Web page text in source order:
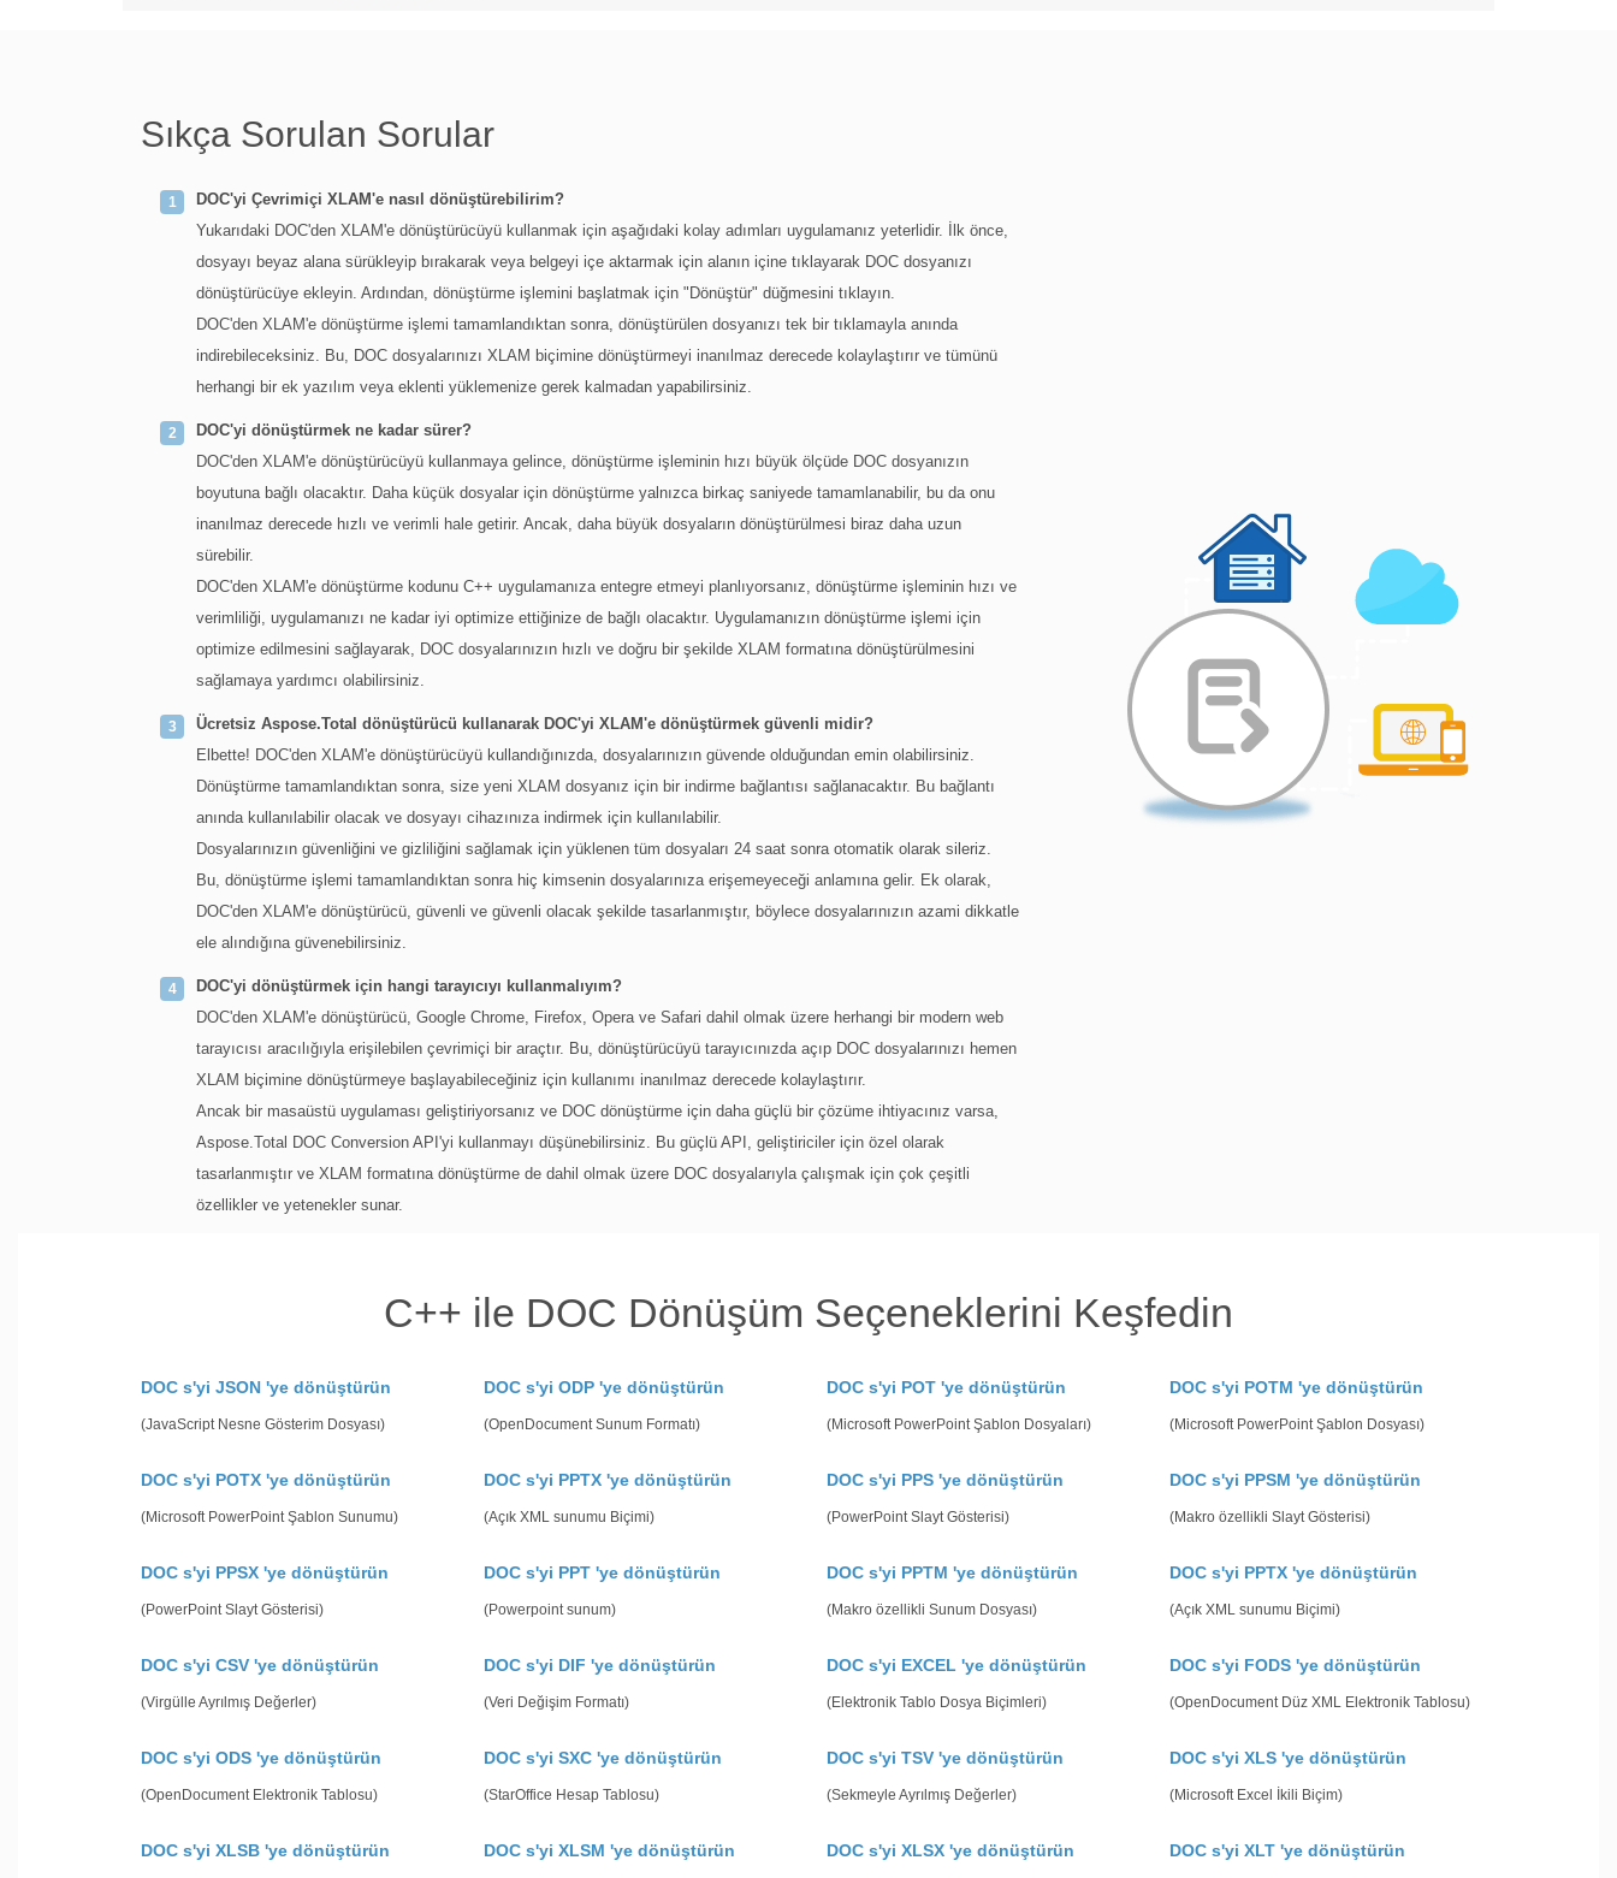
Sıkça Sorulan Sorular
DOC'yi Çevrimiçi XLAM'e nasıl dönüştürebilirim?
Yukarıdaki DOC'den XLAM'e dönüştürücüyü kullanmak için aşağıdaki kolay adımları uygulamanız yeterlidir. İlk önce,
dosyayı beyaz alana sürükleyip bırakarak veya belgeyi içe aktarmak için alanın içine tıklayarak DOC dosyanızı
dönüştürücüye ekleyin. Ardından, dönüştürme işlemini başlatmak için "Dönüştür" düğmesini tıklayın.
DOC'den XLAM'e dönüştürme işlemi tamamlandıktan sonra, dönüştürülen dosyanızı tek bir tıklamayla anında
indirebileceksiniz. Bu, DOC dosyalarınızı XLAM biçimine dönüştürmeyi inanılmaz derecede kolaylaştırır ve tümünü
herhangi bir ek yazılım veya eklenti yüklemenize gerek kalmadan yapabilirsiniz.
DOC'yi dönüştürmek ne kadar sürer?
DOC'den XLAM'e dönüştürücüyü kullanmaya gelince, dönüştürme işleminin hızı büyük ölçüde DOC dosyanızın
boyutuna bağlı olacaktır. Daha küçük dosyalar için dönüştürme yalnızca birkaç saniyede tamamlanabilir, bu da onu
inanılmaz derecede hızlı ve verimli hale getirir. Ancak, daha büyük dosyaların dönüştürülmesi biraz daha uzun
sürebilir.
DOC'den XLAM'e dönüştürme kodunu C++ uygulamanıza entegre etmeyi planlıyorsanız, dönüştürme işleminin hızı ve
verimliliği, uygulamanızı ne kadar iyi optimize ettiğinize de bağlı olacaktır. Uygulamanızın dönüştürme işlemi için
optimize edilmesini sağlayarak, DOC dosyalarınızın hızlı ve doğru bir şekilde XLAM formatına dönüştürülmesini
sağlamaya yardımcı olabilirsiniz.
Ücretsiz Aspose.Total dönüştürücü kullanarak DOC'yi XLAM'e dönüştürmek güvenli midir?
Elbette! DOC'den XLAM'e dönüştürücüyü kullandığınızda, dosyalarınızın güvende olduğundan emin olabilirsiniz.
Dönüştürme tamamlandıktan sonra, size yeni XLAM dosyanız için bir indirme bağlantısı sağlanacaktır. Bu bağlantı
anında kullanılabilir olacak ve dosyayı cihazınıza indirmek için kullanılabilir.
Dosyalarınızın güvenliğini ve gizliliğini sağlamak için yüklenen tüm dosyaları 24 saat sonra otomatik olarak sileriz.
Bu, dönüştürme işlemi tamamlandıktan sonra hiç kimsenin dosyalarınıza erişemeyeceği anlamına gelir. Ek olarak,
DOC'den XLAM'e dönüştürücü, güvenli ve güvenli olacak şekilde tasarlanmıştır, böylece dosyalarınızın azami dikkatle
ele alındığına güvenebilirsiniz.
DOC'yi dönüştürmek için hangi tarayıcıyı kullanmalıyım?
DOC'den XLAM'e dönüştürücü, Google Chrome, Firefox, Opera ve Safari dahil olmak üzere herhangi bir modern web
tarayıcısı aracılığıyla erişilebilen çevrimiçi bir araçtır. Bu, dönüştürücüyü tarayıcınızda açıp DOC dosyalarınızı hemen
XLAM biçimine dönüştürmeye başlayabileceğiniz için kullanımı inanılmaz derecede kolaylaştırır.
Ancak bir masaüstü uygulaması geliştiriyorsanız ve DOC dönüştürme için daha güçlü bir çözüme ihtiyacınız varsa,
Aspose.Total DOC Conversion API'yi kullanmayı düşünebilirsiniz. Bu güçlü API, geliştiriciler için özel olarak
tasarlanmıştır ve XLAM formatına dönüştürme de dahil olmak üzere DOC dosyalarıyla çalışmak için çok çeşitli
özellikler ve yetenekler sunar.
C++ ile DOC Dönüşüm Seçeneklerini Keşfedin
DOC s'yi JSON 'ye dönüştürün
(JavaScript Nesne Gösterim Dosyası)
DOC s'yi ODP 'ye dönüştürün
(OpenDocument Sunum Formatı)
DOC s'yi POT 'ye dönüştürün
(Microsoft PowerPoint Şablon Dosyaları)
DOC s'yi POTM 'ye dönüştürün
(Microsoft PowerPoint Şablon Dosyası)
DOC s'yi POTX 'ye dönüştürün
(Microsoft PowerPoint Şablon Sunumu)
DOC s'yi PPTX 'ye dönüştürün
(Açık XML sunumu Biçimi)
DOC s'yi PPS 'ye dönüştürün
(PowerPoint Slayt Gösterisi)
DOC s'yi PPSM 'ye dönüştürün
(Makro özellikli Slayt Gösterisi)
DOC s'yi PPSX 'ye dönüştürün
(PowerPoint Slayt Gösterisi)
DOC s'yi PPT 'ye dönüştürün
(Powerpoint sunum)
DOC s'yi PPTM 'ye dönüştürün
(Makro özellikli Sunum Dosyası)
DOC s'yi PPTX 'ye dönüştürün
(Açık XML sunumu Biçimi)
DOC s'yi CSV 'ye dönüştürün
(Virgülle Ayrılmış Değerler)
DOC s'yi DIF 'ye dönüştürün
(Veri Değişim Formatı)
DOC s'yi EXCEL 'ye dönüştürün
(Elektronik Tablo Dosya Biçimleri)
DOC s'yi FODS 'ye dönüştürün
(OpenDocument Düz XML Elektronik Tablosu)
DOC s'yi ODS 'ye dönüştürün
(OpenDocument Elektronik Tablosu)
DOC s'yi SXC 'ye dönüştürün
(StarOffice Hesap Tablosu)
DOC s'yi TSV 'ye dönüştürün
(Sekmeyle Ayrılmış Değerler)
DOC s'yi XLS 'ye dönüştürün
(Microsoft Excel İkili Biçim)
DOC s'yi XLSB 'ye dönüştürün DOC s'yi XLSM 'ye dönüştürün DOC s'yi XLSX 'ye dönüştürün DOC s'yi XLT 'ye dönüştürün